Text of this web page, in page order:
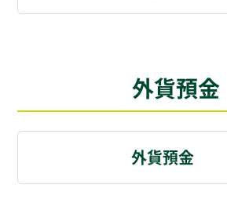
外貨預金
外貨預金